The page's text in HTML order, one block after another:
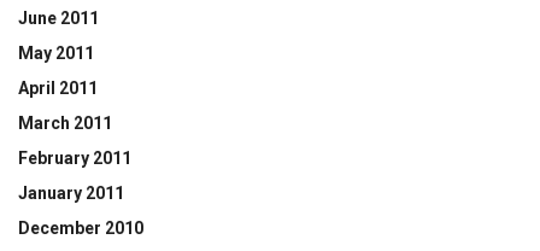
June 2011
May 2011
April 2011
March 2011
February 2011
January 2011
December 2010